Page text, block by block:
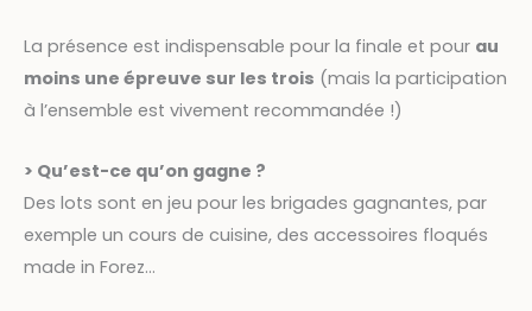
La présence est indispensable pour la finale et pour au
moins une épreuve sur les trois (mais la participation
à l’ensemble est vivement recommandée !)
> Qu’est-ce qu’on gagne ?
Des lots sont en jeu pour les brigades gagnantes, par
exemple un cours de cuisine, des accessoires floqués
made in Forez…